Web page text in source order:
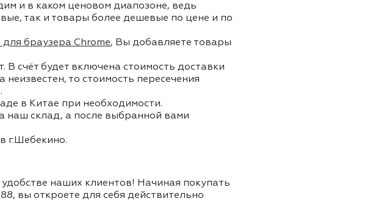
и в каком ценовом диапозоне, ведь
так и товары более дешевые по цене и по
браузера Chrome, Вы добавляете товары
счёт будет включена стоимость доставки
то стоимость пересечения
в Китае при необходимости.
наш склад, а после выбранной вами
г.Шебекино.
наших клиентов! Начиная покупать
вы откроете для себя действительно